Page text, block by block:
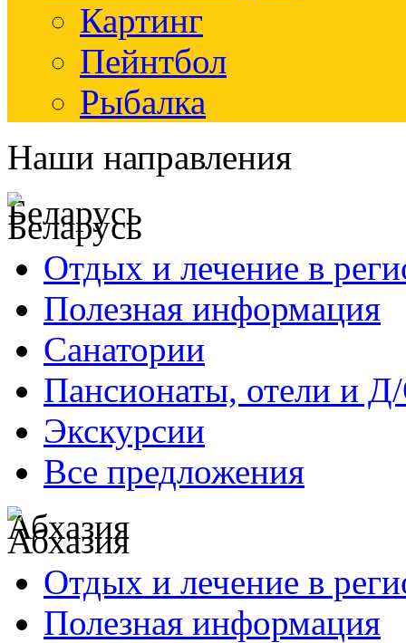
Картинг
Пейнтбол
Рыбалка
Наши направления
Беларусь
Отдых и лечение в
Полезная информация
Санатории
Пансионаты, отели и
Экскурсии
Все предложения
Абхазия
Отдых и лечение в
Полезная информация